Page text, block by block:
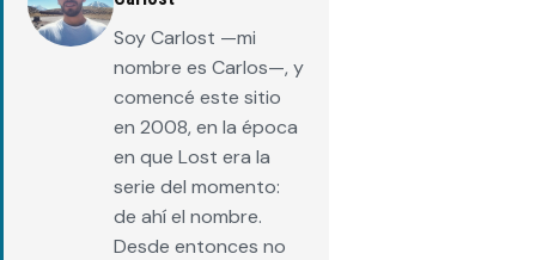
Soy Carlost —mi
nombre es Carlos—, y
comencé este sitio
en 2008, en la época
en que Lost era la
serie del momento:
de ahí el nombre.
Desde entonces no